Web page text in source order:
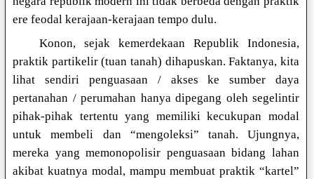
ere feodal kerajaan-kerajaan tempo dulu.
Konon, sejak kemerdekaan Republik Indonesia,
praktik partikelir (tuan tanah) dihapuskan. Faktanya, kita
lihat sendiri penguasaan / akses ke sumber daya
pertanahan / perumahan hanya dipegang oleh segelintir
pihak-pihak tertentu yang memiliki kecukupan modal
untuk membeli dan “mengoleksi” tanah. Ujungnya,
mereka yang memonopolisir penguasaan bidang lahan
akibat kuatnya modal, mampu membuat praktik “kartel”